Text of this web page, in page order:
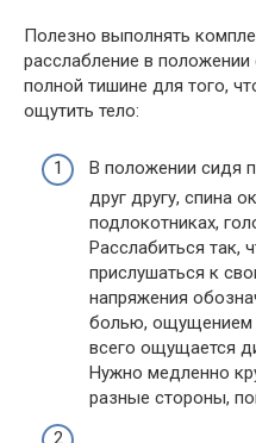
Полезно выполнять
расслабление в
полной тишине для того,
ощутить тело:
В положении сидя
друг другу, спина
подлокотниках,
Расслабиться так,
прислушаться к
напряжения
болью, ощущением
всего ощущается
Нужно медленно
разные стороны,